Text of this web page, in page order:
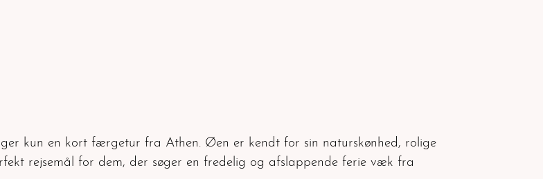
kun en kort færgetur fra Athen. Øen er kendt for sin naturskønhed, rolige
rejsemål for dem, der søger en fredelig og afslappende ferie væk fra